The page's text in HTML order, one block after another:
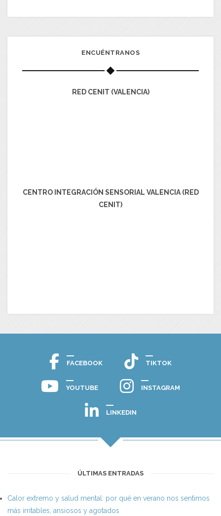
ENCUÉNTRANOS
RED CENIT (VALENCIA)
CENTRO INTEGRACIÓN SENSORIAL VALENCIA (RED
CENIT)
FACEBOOK TIKTOK
YOUTUBE INSTAGRAM
LINKEDIN
ÚLTIMAS ENTRADAS
Calor extremo y salud mental: por qué en verano nos sentimos
más irritables, ansiosos y agotados